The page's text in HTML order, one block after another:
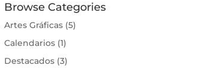
Browse Categories
Artes Gráficas (5)
Calendarios (1)
Destacados (3)